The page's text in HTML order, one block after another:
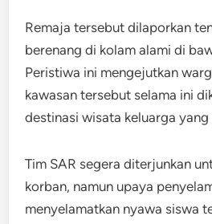
Remaja tersebut dilaporkan
berenang di kolam alami di
Peristiwa ini mengejutkan
kawasan tersebut selama ini
destinasi wisata keluarga
Tim SAR segera diterjunkan
korban, namun upaya
menyelamatkan nyawa siswa